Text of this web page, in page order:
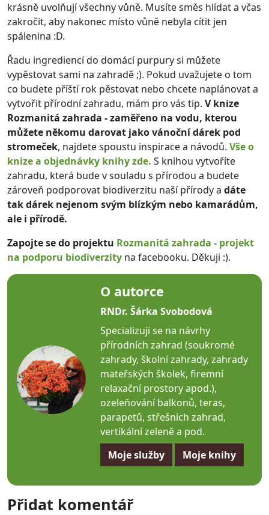
krásně uvolňují všechny vůně. Musíte směs hlídat a včas
zakročit, aby nakonec místo vůně nebyla cítit jen
spálenina :D.
Řadu ingrediencí do domácí purpury si můžete
vypěstovat sami na zahradě ;). Pokud uvažujete o tom
co budete příští rok pěstovat nebo chcete naplánovat a
vytvořit přírodní zahradu, mám pro vás tip. V knize
Rozmanitá zahrada - zaměřeno na vodu, kterou
můžete někomu darovat jako vánoční dárek pod
stromeček, najdete spoustu inspirace a návodů. Vše o
knize a objednávky knihy zde. S knihou vytvoříte
zahradu, která bude v souladu s přírodou a budete
zároveň podporovat biodiverzitu naší přírody a dáte
tak dárek nejenom svým blízkým nebo kamarádům,
ale i přírodě.
Zapojte se do projektu Rozmanitá zahrada - projekt
na podporu biodiverzity na facebooku. Děkuji :).
O autorce
RNDr. Šárka Svobodová
Specializuji se na návrhy
přírodních zahrad (soukromé
zahrady, školní zahrady, zahrady
mateřských školek, firemní
relaxační prostory apod.),
ozeleňování balkonů, teras,
parapetů, střešních zahrad,
vertikální zeleně a pod.
Moje služby
Moje knihy
Přidat komentář